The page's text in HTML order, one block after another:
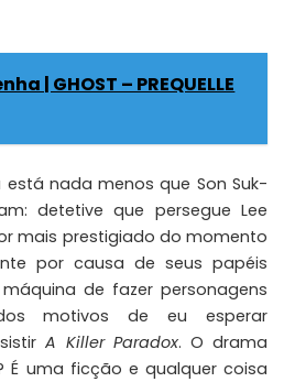
| GHOST – PREQUELLE
nada menos que Son Suk-
detetive que persegue Lee
mais prestigiado do momento
por causa de seus papéis
de fazer personagens
motivos de eu esperar
A Killer Paradox. O drama
É uma ficção e qualquer coisa